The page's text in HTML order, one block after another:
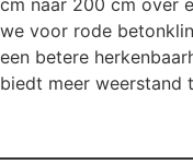
cm naar 200 cm over
we voor rode
een betere
biedt meer weerstand